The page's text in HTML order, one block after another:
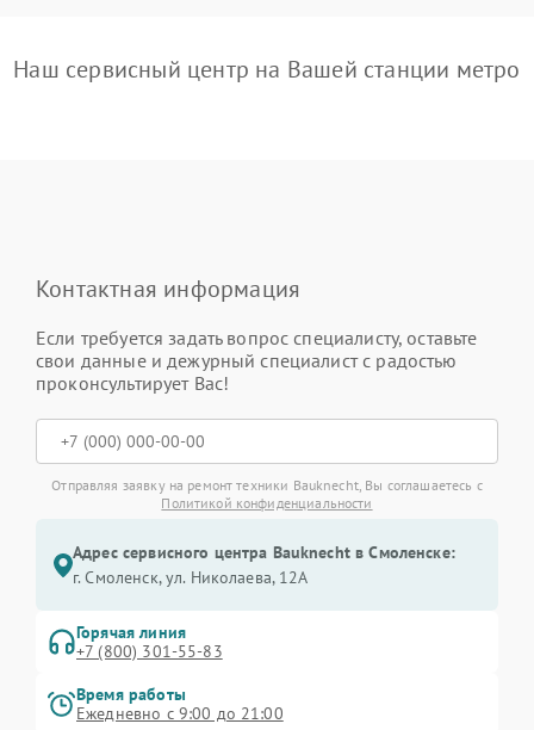
Наш сервисный центр на Вашей станции метро
Контактная информация
Если требуется задать вопрос специалисту, оставьте
свои данные и дежурный специалист с радостью
проконсультирует Вас!
Отправляя заявку на ремонт техники Bauknecht, Вы соглашаетесь с
Политикой конфиденциальности
Адрес сервисного центра Bauknecht в Смоленске:
г. Смоленск, ул. Николаева, 12А
Горячая линия
+7 (800) 301-55-83
Время работы
Ежедневно с 9:00 до 21:00